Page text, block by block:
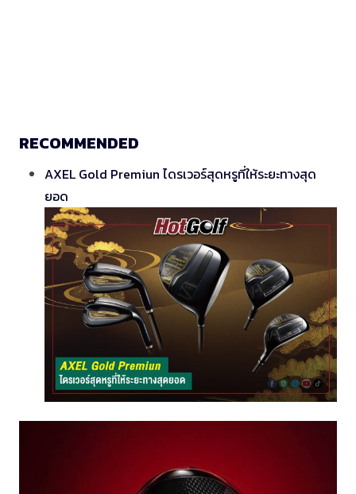
RECOMMENDED
AXEL Gold Premiun ไดรเวอร์สุดหรูที่ให้ระยะทางสุด
ยอด